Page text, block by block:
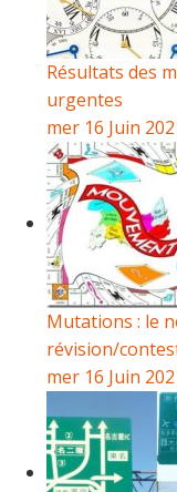
Résultats des
urgentes
mer 16 Juin
Mutations : le
révision/
mer 16 Juin